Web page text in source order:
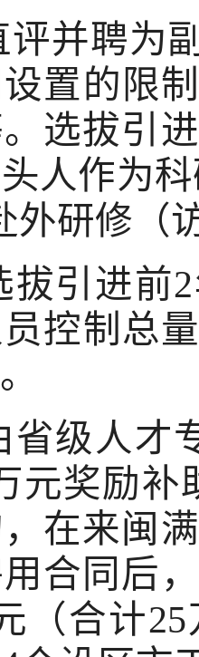
评并聘为
置的限
选拔引
人作为
外研修（
拔引进
员控制总
省级人
元奖励补
在来闽
合同后
（合计